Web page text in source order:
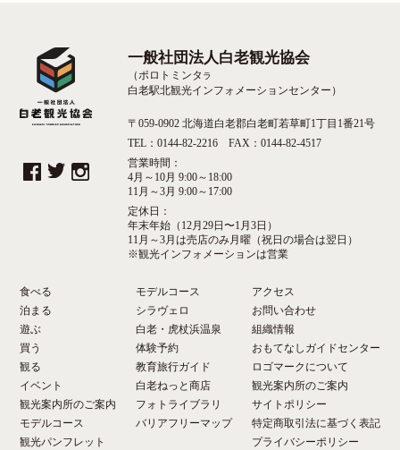
一般社団法人白老観光協会
（ポロトミンタ ラ
白老駅北観光インフォメーションセンター）
〒059-0902 北海道白老郡白老町若草町1丁目1番21号
TEL：0144-82-2216 FAX：0144-82-4517
営業時間：
4月～10月 9:00～18:00
11月～3月 9:00～17:00
定休日：
年末年始（12月29日〜1月3日）
11月～3月は売店のみ月曜（祝日の場合は翌日）
※観光インフォメーションは営業
食べる
泊まる
遊ぶ
買う
観る
イベント
観光案内所のご案内
モデルコース
観光パンフレット
モデルコース
シラヴェロ
白老・虎杖浜温泉
体験予約
教育旅行ガイド
白老ねっと商店
フォトライブラリ
バリアフリーマップ
アクセス
お問い合わせ
組織情報
おもてなしガイドセンター
ロゴマークについて
観光案内所のご案内
サイトポリシー
特定商取引法に基づく表記
プライバシーポリシー